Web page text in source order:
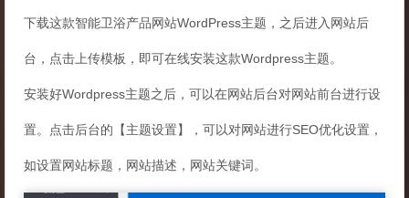
下载这款智能卫浴产品网站WordPress主题，之后进入网站后
台，点击上传模板，即可在线安装这款Wordpress主题。
安装好Wordpress主题之后，可以在网站后台对网站前台进行设
置。点击后台的【主题设置】，可以对网站进行SEO优化设置，
如设置网站标题，网站描述，网站关键词。